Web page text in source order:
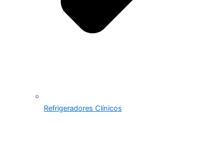
Refrigeradores Clínicos